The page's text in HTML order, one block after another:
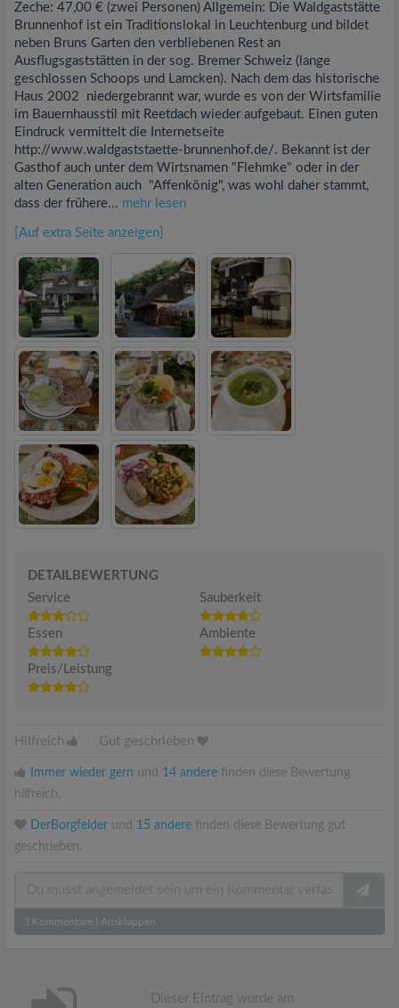
Zeche: 47,00 € (zwei Personen) Allgemein: Die Waldgaststätte
Brunnenhof ist ein Traditionslokal in Leuchtenburg und bildet
neben Bruns Garten den verbliebenen Rest an
Ausflugsgaststätten in der sog. Bremer Schweiz (lange
geschlossen Schoops und Lamcken). Nach dem das historische
Haus 2002 niedergebrannt war, wurde es von der Wirtsfamilie
im Bauernhausstil mit Reetdach wieder aufgebaut. Einen guten
Eindruck vermittelt die Internetseite
http://www.waldgaststaette-brunnenhof.de/. Bekannt ist der
Gasthof auch unter dem Wirtsnamen "Flehmke" oder in der
alten Generation auch "Affenkönig", was wohl daher stammt,
dass der frühere... mehr lesen
[Auf extra Seite anzeigen]
DETAILBEWERTUNG
Service
Sauberkeit
Essen Ambiente
Preis/Leistung
Hilfreich Gut geschrieben
Immer wieder gern und 14 andere finden diese Bewertung
hilfreich.
DerBorgfelder und 15 andere finden diese Bewertung gut
geschrieben.
3 Kommentare Ausklappen
Dieser Eintrag wurde am